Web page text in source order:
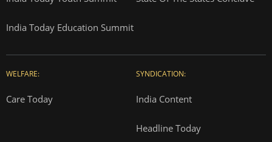
India Today Education Summit
WELFARE:
Care Today
SYNDICATION:
India Content
Headline Today